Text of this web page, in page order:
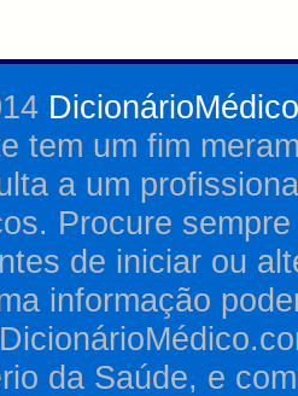
tem um fim
a um
Procure
de iniciar ou
informação
da Saúde, e